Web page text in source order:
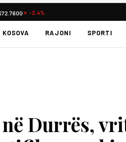
▼ -2.4%
KOSOVA RAJONI SPORTI
Durrës,